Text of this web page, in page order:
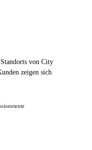
von City
zeigen sich